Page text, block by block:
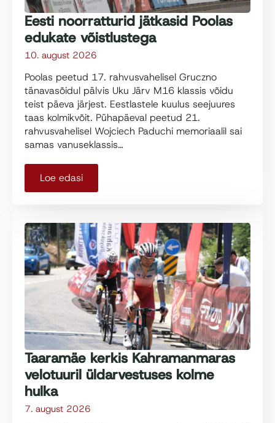
Eesti noorratturid jätkasid Poolas
edukate võistlustega
10. august 2026
Poolas peetud 17. rahvusvahelisel Gruczno
tänavasõidul pälvis Uku Järv M16 klassis võidu
teist päeva järjest. Eestlastele kuulus seejuures
taas kolmikvõit. Pühapäeval peetud 21.
rahvusvahelisel Wojciech Paduchi memoriaalil sai
samas vanuseklassis…
Loe edasi
Taaramäe kerkis Kahramanmaras
velotuuril üldarvestuses kolme
hulka
7. august 2026